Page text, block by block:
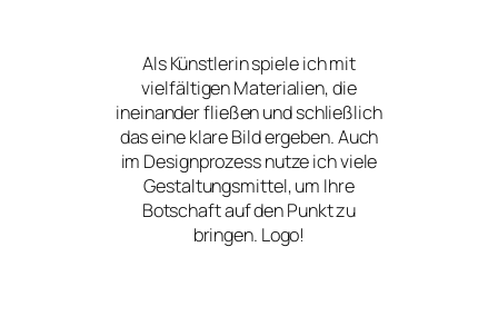
Als Künstlerin spiele ich mit
vielfältigen Materialien, die
ineinander fließen und schließlich
das eine klare Bild ergeben. Auch
im Designprozess nutze ich viele
Gestaltungsmittel, um Ihre
Botschaft auf den Punkt zu
bringen. Logo!